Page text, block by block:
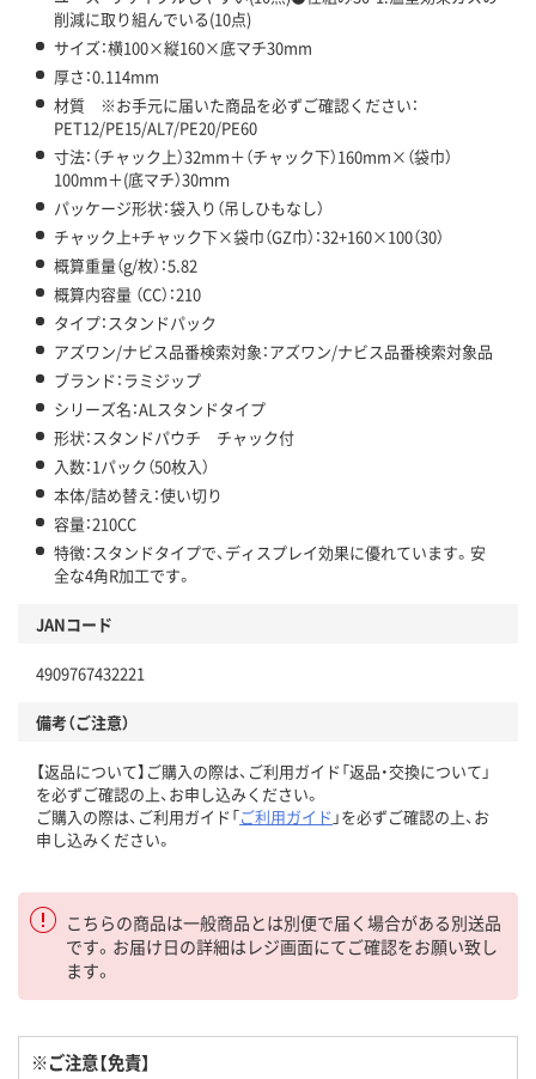
削減に取り組んでいる(10点)
サイズ：横100×縦160×底マチ30mm
厚さ：0.114mm
材質 ※お手元に届いた商品を必ずご確認ください：
PET12/PE15/AL7/PE20/PE60
寸法：（チャック上）32mm＋（チャック下）160mm×（袋巾）
100mm＋(底マチ）30ｍｍ
パッケージ形状：袋入り（吊しひもなし）
チャック上+チャック下×袋巾（GZ巾）：32+160×100（30）
概算重量（g/枚）：5.82
概算内容量 （CC）：210
タイプ：スタンドパック
アズワン/ナビス品番検索対象：アズワン/ナビス品番検索対象品
ブランド：ラミジップ
シリーズ名：ALスタンドタイプ
形状：スタンドパウチ チャック付
入数：1パック（50枚入）
本体/詰め替え：使い切り
容量：210CC
特徴：スタンドタイプで、ディスプレイ効果に優れています。安
全な4角R加工です。
JANコード
4909767432221
備考（ご注意）
【返品について】ご購入の際は、ご利用ガイド「返品・交換について」
を必ずご確認の上、お申し込みください。
ご購入の際は、ご利用ガイド「ご利用ガイド 」を必ずご確認の上、お
申し込みください。
こちらの商品は一般商品とは別便で届く場合がある別送品
です。お届け日の詳細はレジ画面にてご確認をお願い致し
ます。
※ご注意【免責】